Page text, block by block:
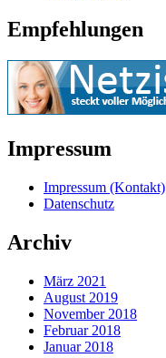
Empfehlungen
Impressum
Impressum (Kontakt)
Datenschutz
Archiv
März 2021
August 2019
November 2018
Februar 2018
Januar 2018